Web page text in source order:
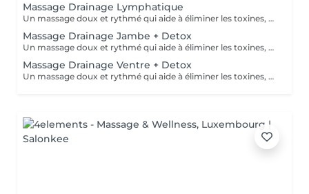
Massage Drainage Lymphatique
Un massage doux et rythmé qui aide à éliminer les toxines, réduire la rétention d'eau et renforcer le système immunitaire.
Massage Drainage Jambe + Detox
Un massage doux et rythmé qui aide à éliminer les toxines, réduire la rétention d'eau et renforcer le système immunitaire.
Massage Drainage Ventre + Detox
Un massage doux et rythmé qui aide à éliminer les toxines, réduire la rétention d'eau et renforcer le système immunitaire.